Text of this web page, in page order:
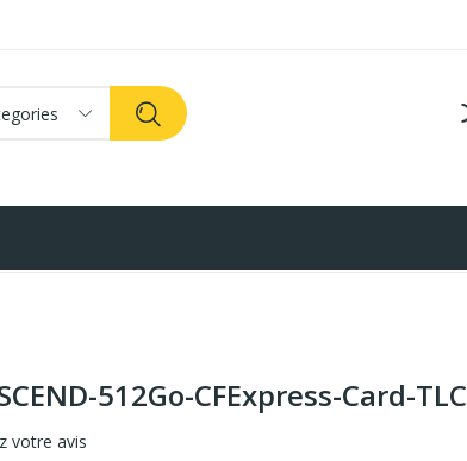
512Go-CFExpress-Card-TLC
votre avis